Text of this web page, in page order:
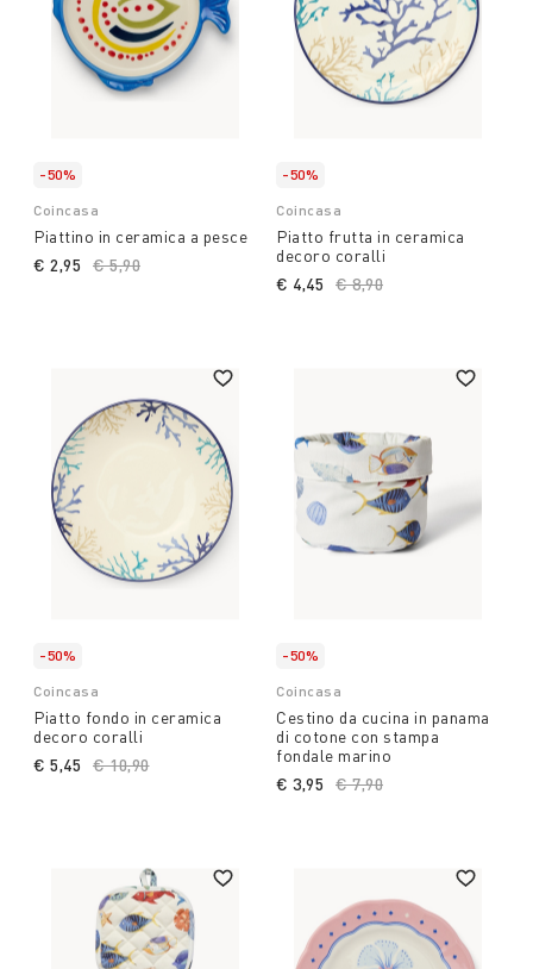
-50%
Coincasa
Piattino in ceramica a pesce
Price reduced from
€ 5,90
€ 2,95
-50%
Coincasa
Piatto frutta in ceramica
decoro coralli
Price reduced from
€ 8,90
€ 4,45
-50%
Coincasa
Piatto fondo in ceramica
decoro coralli
Price reduced from
€ 10,90to
€ 5,45
-50%
Coincasa
Cestino da cucina in panama
di cotone con stampa
fondale marino
Price reduced from
€ 7,90
€ 3,95